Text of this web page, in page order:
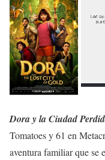
Dora y la Ciudad
Tomatoes y 61 en
aventura familiar que se